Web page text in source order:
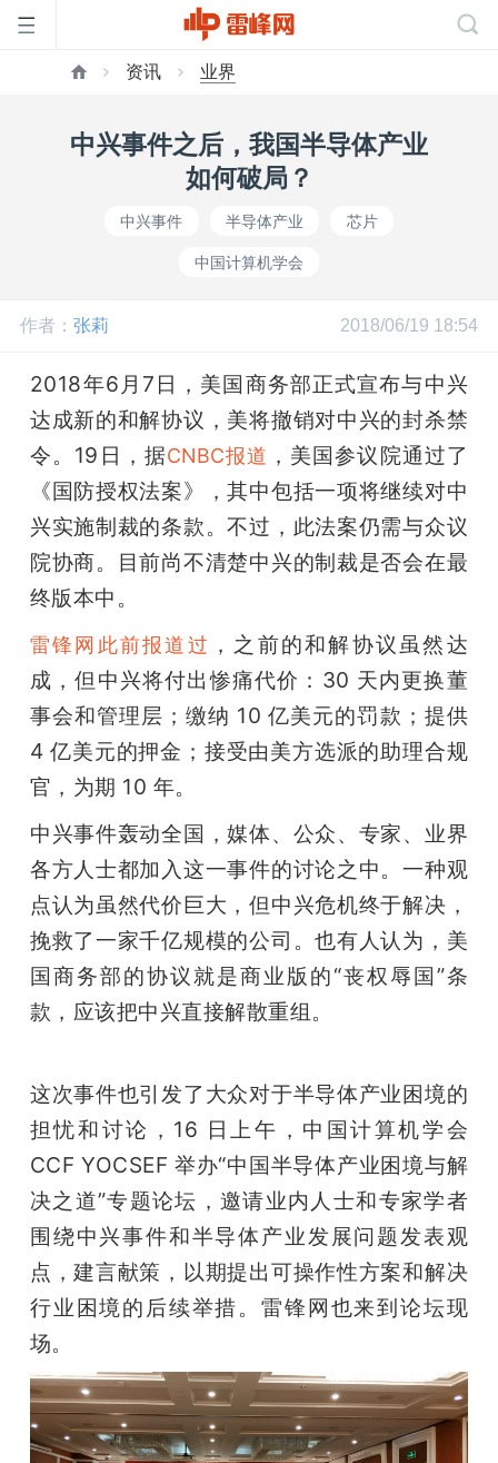
公
开
课
活
中
心
GAIR
专
爱
搞
机
资讯 业界
中兴事件之后，我国半导体产业
如何破局？
中兴事件 半导体产业 芯片
中国计算机学会
作者： 张莉 2018/06/19 18:54
2018年6月7日，美国商务部正式宣布与中兴
达成新的和解协议，美将撤销对中兴的封杀禁
令。19日，据CNBC报道 ，美国参议院通过了
《国防授权法案》，其中包括一项将继续对中
兴实施制裁的条款。不过，此法案仍需与众议
院协商。目前尚不清楚中兴的制裁是否会在最
终版本中。
雷锋网此前报道过 ，之前的和解协议虽然达
成，但中兴将付出惨痛代价：30 天内更换董
事会和管理层；缴纳 10 亿美元的罚款；提供
4 亿美元的押金；接受由美方选派的助理合规
官，为期 10 年。
中兴事件轰动全国，媒体、公众、专家、业界
各方人士都加入这一事件的讨论之中。一种观
点认为虽然代价巨大，但中兴危机终于解决，
挽救了一家千亿规模的公司。也有人认为，美
国商务部的协议就是商业版的“丧权辱国”条
款，应该把中兴直接解散重组。
这次事件也引发了大众对于半导体产业困境的
担忧和讨论，16 日上午，中国计算机学会
CCF YOCSEF 举办“中国半导体产业困境与解
决之道”专题论坛，邀请业内人士和专家学者
围绕中兴事件和半导体产业发展问题发表观
点，建言献策，以期提出可操作性方案和解决
行业困境的后续举措。雷锋网也来到论坛现
场。